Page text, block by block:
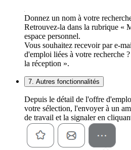
Donnez un nom à votre
Retrouvez-la dans la rubrique «
espace personnel.
Vous souhaitez recevoir par e-
d'emploi liées à votre recherche
la réception ».
7. Autres fonctionnalités
Depuis le détail de l'offre
votre sélection, l'envoyer à un
de travail et la signaler en